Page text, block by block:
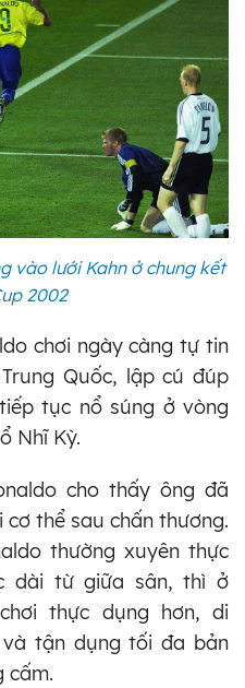
vào lưới Kahn ở chung kết
2002
chơi ngày càng tự tin
Quốc, lập cú đúp
tục nổ súng ở vòng
Nhĩ Kỳ.
cho thấy ông đã
thể sau chấn thương.
thường xuyên thực
dài từ giữa sân, thì ở
thực dụng hơn, di
và tận dụng tối đa bản
cấm.